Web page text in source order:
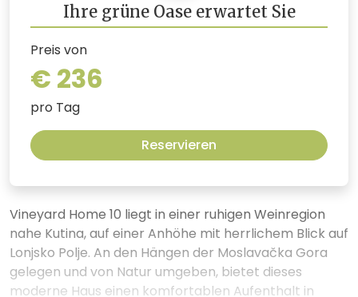
Ihre grüne Oase erwartet Sie
Preis von
€ 236
pro Tag
Reservieren
Vineyard Home 10 liegt in einer ruhigen Weinregion
nahe Kutina, auf einer Anhöhe mit herrlichem Blick auf
Lonjsko Polje. An den Hängen der Moslavačka Gora
gelegen und von Natur umgeben, bietet dieses
moderne Haus einen komfortablen Aufenthalt in